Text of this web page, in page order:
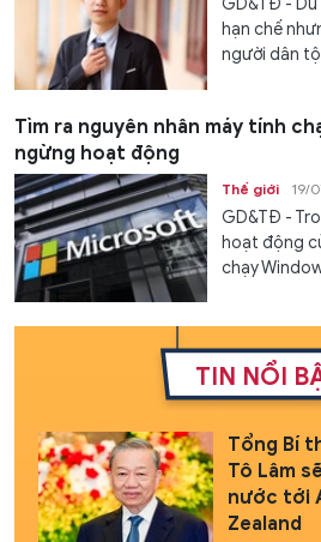
GD&TĐ -
hạn chế
người dân
Tìm ra nguyên nhân máy tính
ngừng hoạt động
Thế giới 19/
GD&TĐ -
hoạt động
chạy
TIN NỔI
Tổng Bí
Tô Lâm
nước tới
Zealand